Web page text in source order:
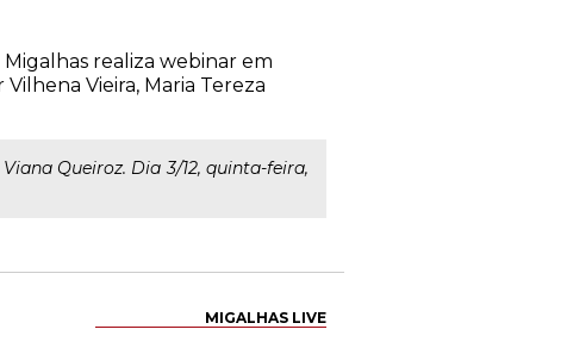
realiza webinar em
Vieira, Maria Tereza
Queiroz. Dia 3/12, quinta-feira,
MIGALHAS LIVE